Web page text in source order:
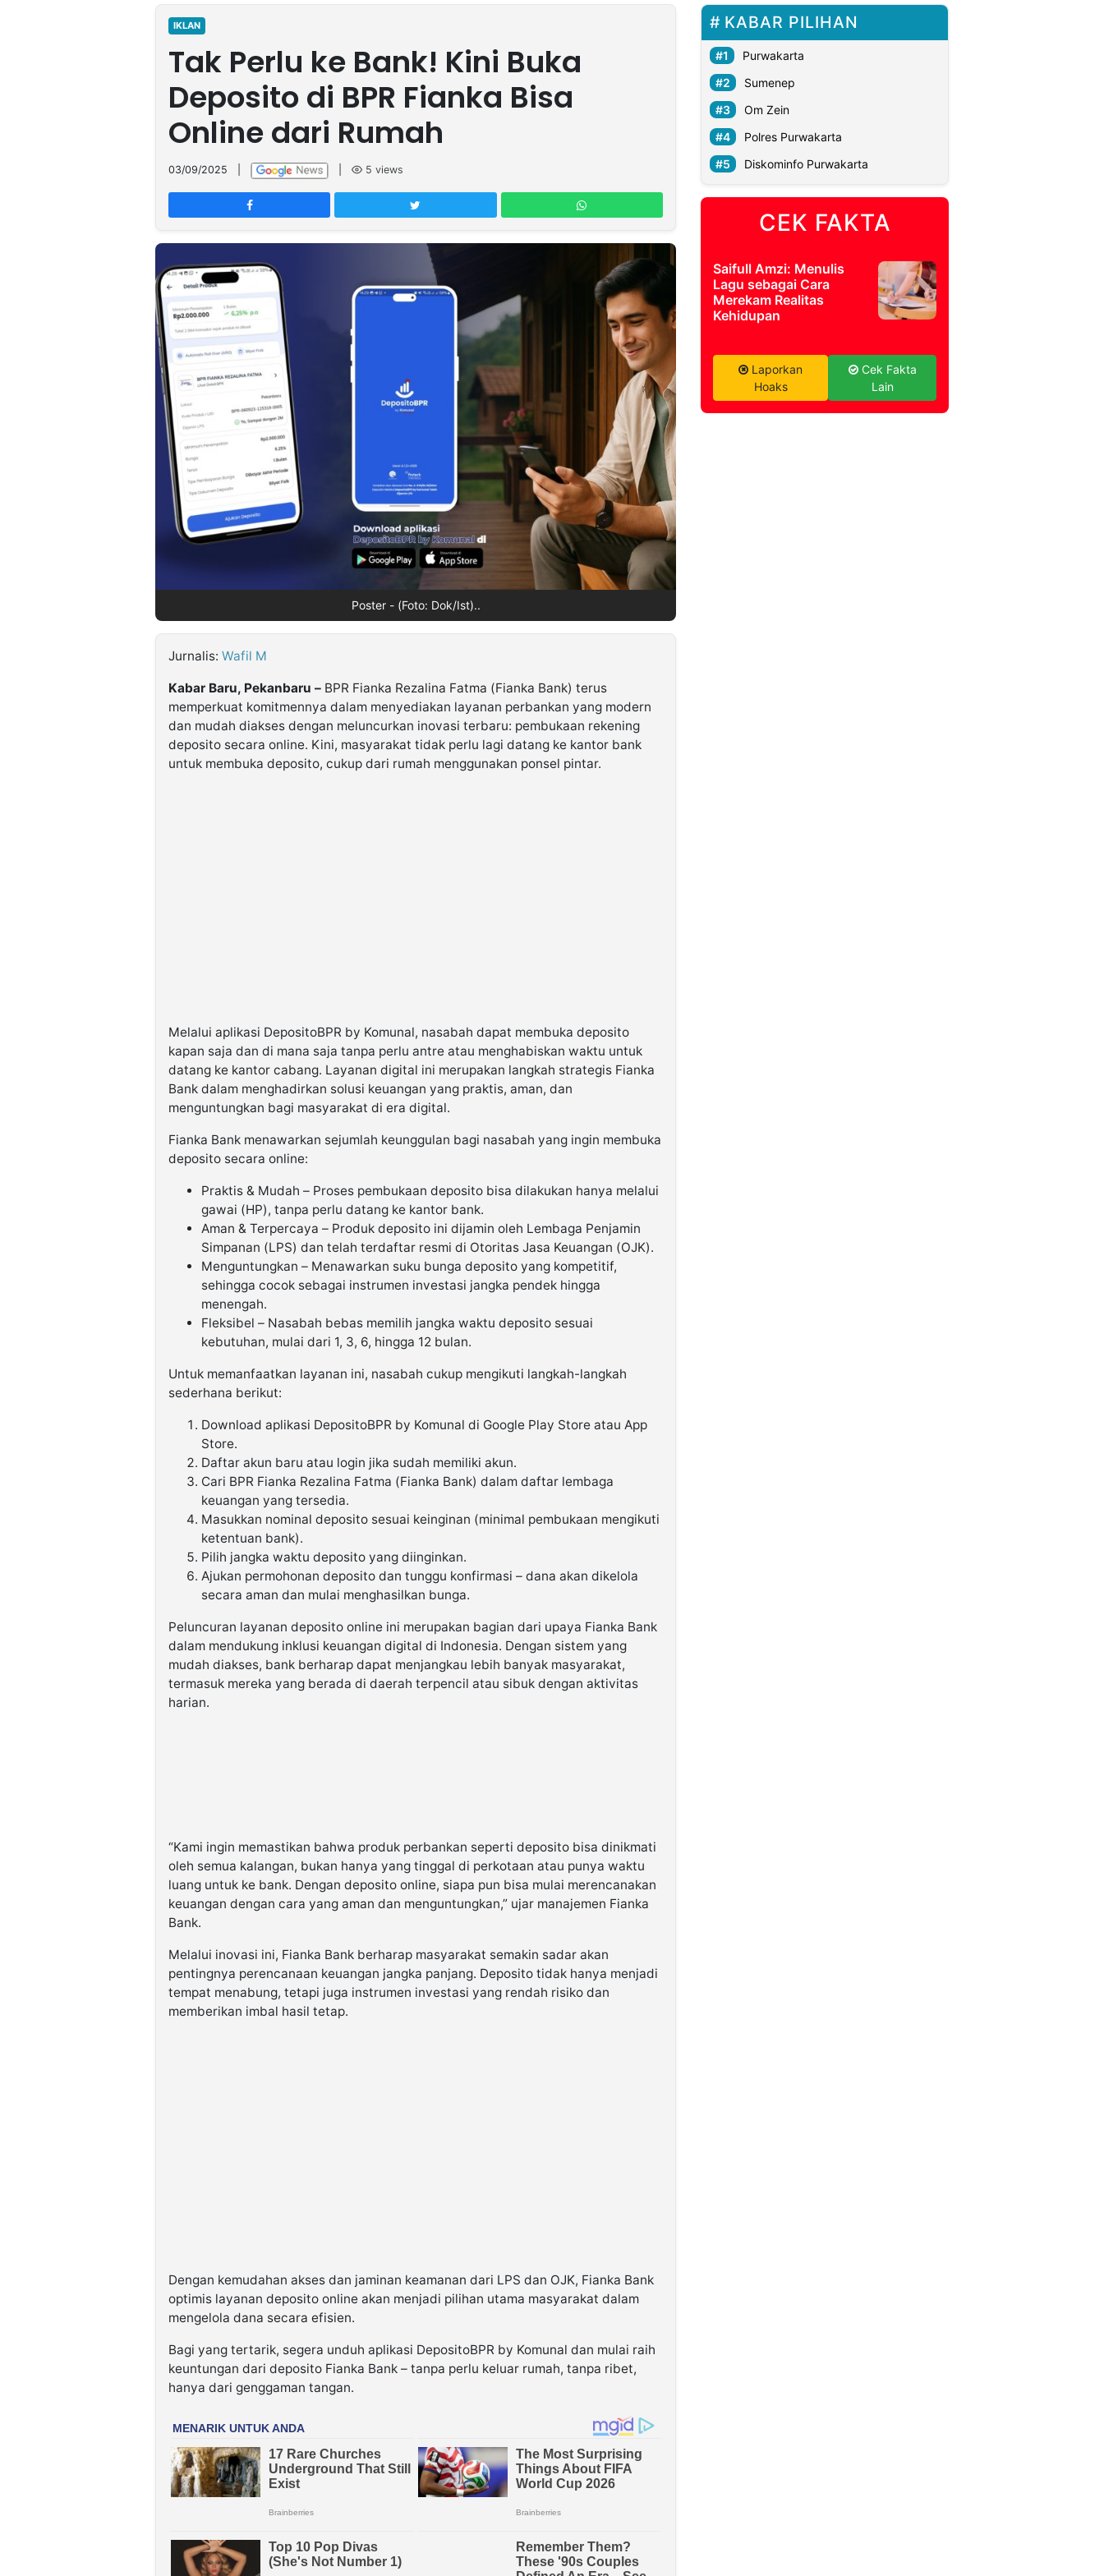
IKLAN
Tak Perlu ke Bank! Kini Buka
Deposito di BPR Fianka Bisa
Online dari Rumah
03/09/2025 5 views
Poster - (Foto: Dok/Ist)..
Jurnalis: Wafil M
Kabar Baru, Pekanbaru – BPR Fianka Rezalina Fatma (Fianka Bank) terus
memperkuat komitmennya dalam menyediakan layanan perbankan yang modern
dan mudah diakses dengan meluncurkan inovasi terbaru: pembukaan rekening
deposito secara online. Kini, masyarakat tidak perlu lagi datang ke kantor bank
untuk membuka deposito, cukup dari rumah menggunakan ponsel pintar.
Melalui aplikasi DepositoBPR by Komunal, nasabah dapat membuka deposito
kapan saja dan di mana saja tanpa perlu antre atau menghabiskan waktu untuk
datang ke kantor cabang. Layanan digital ini merupakan langkah strategis Fianka
Bank dalam menghadirkan solusi keuangan yang praktis, aman, dan
menguntungkan bagi masyarakat di era digital.
Fianka Bank menawarkan sejumlah keunggulan bagi nasabah yang ingin membuka
deposito secara online:
Praktis & Mudah – Proses pembukaan deposito bisa dilakukan hanya melalui
gawai (HP), tanpa perlu datang ke kantor bank.
Aman & Terpercaya – Produk deposito ini dijamin oleh Lembaga Penjamin
Simpanan (LPS) dan telah terdaftar resmi di Otoritas Jasa Keuangan (OJK).
Menguntungkan – Menawarkan suku bunga deposito yang kompetitif,
sehingga cocok sebagai instrumen investasi jangka pendek hingga
menengah.
Fleksibel – Nasabah bebas memilih jangka waktu deposito sesuai
kebutuhan, mulai dari 1, 3, 6, hingga 12 bulan.
Untuk memanfaatkan layanan ini, nasabah cukup mengikuti langkah-langkah
sederhana berikut:
Download aplikasi DepositoBPR by Komunal di Google Play Store atau App
Store.
Daftar akun baru atau login jika sudah memiliki akun.
Cari BPR Fianka Rezalina Fatma (Fianka Bank) dalam daftar lembaga
keuangan yang tersedia.
Masukkan nominal deposito sesuai keinginan (minimal pembukaan mengikuti
ketentuan bank).
Pilih jangka waktu deposito yang diinginkan.
Ajukan permohonan deposito dan tunggu konfirmasi – dana akan dikelola
secara aman dan mulai menghasilkan bunga.
Peluncuran layanan deposito online ini merupakan bagian dari upaya Fianka Bank
dalam mendukung inklusi keuangan digital di Indonesia. Dengan sistem yang
mudah diakses, bank berharap dapat menjangkau lebih banyak masyarakat,
termasuk mereka yang berada di daerah terpencil atau sibuk dengan aktivitas
harian.
“Kami ingin memastikan bahwa produk perbankan seperti deposito bisa dinikmati
oleh semua kalangan, bukan hanya yang tinggal di perkotaan atau punya waktu
luang untuk ke bank. Dengan deposito online, siapa pun bisa mulai merencanakan
keuangan dengan cara yang aman dan menguntungkan,” ujar manajemen Fianka
Bank.
Melalui inovasi ini, Fianka Bank berharap masyarakat semakin sadar akan
pentingnya perencanaan keuangan jangka panjang. Deposito tidak hanya menjadi
tempat menabung, tetapi juga instrumen investasi yang rendah risiko dan
memberikan imbal hasil tetap.
Dengan kemudahan akses dan jaminan keamanan dari LPS dan OJK, Fianka Bank
optimis layanan deposito online akan menjadi pilihan utama masyarakat dalam
mengelola dana secara efisien.
Bagi yang tertarik, segera unduh aplikasi DepositoBPR by Komunal dan mulai raih
keuntungan dari deposito Fianka Bank – tanpa perlu keluar rumah, tanpa ribet,
hanya dari genggaman tangan.
KABAR PILIHAN
Purwakarta
Sumenep
Om Zein
Polres Purwakarta
Diskominfo Purwakarta
CEK FAKTA
Saifull Amzi: Menulis
Lagu sebagai Cara
Merekam Realitas
Kehidupan
Laporkan
Hoaks
Cek Fakta
Lain